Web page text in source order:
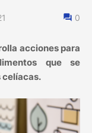
0
acciones para
que se
celíacas.